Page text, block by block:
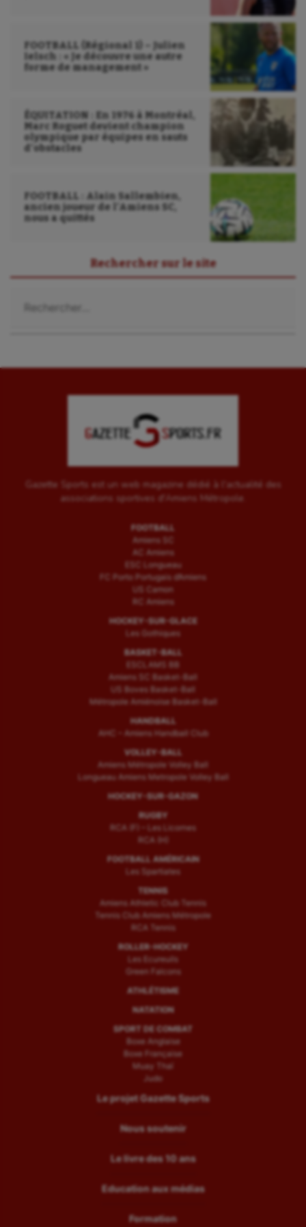
Water-polo
FOOTBALL (Régional 1) – Julien
Ielsch : « Je découvre une autre
forme de management »
ÉQUITATION : En 1976 à Montréal,
Marc Roguet devient champion
olympique par équipes en sauts
d’obstacles
FOOTBALL : Alain Sallembien,
ancien joueur de l’Amiens SC,
nous a quittés
Rechercher sur le site
Gazette Sports est un web magazine dédié à l'actualité des
associations sportives d'Amiens Métropole.
FOOTBALL
Amiens SC
AC Amiens
ESC Longueau
FC Porto Portugais d’Amiens
US Camon
RC Amiens
HOCKEY-SUR-GLACE
Les Gothiques
BASKET-BALL
ESCLAMS BB
Amiens SC Basket-Ball
US Boves Basket-Ball
Métropole Amiénoise Basket-Ball
HANDBALL
AHC – Amiens Handball Club
VOLLEY-BALL
Amiens Métropole Volley Ball
Longueau Amiens Metropole Volley Ball
HOCKEY-SUR-GAZON
RUGBY
RCA (F) – Les Licornes
RCA (H)
FOOTBALL AMÉRICAIN
Les Spartiates
TENNIS
Amiens Athletic Club Tennis
Tennis Club Amiens Métropole
RCA Tennis
ROLLER-HOCKEY
Les Ecureuils
Green Falcons
ATHLÉTISME
NATATION
SPORT DE COMBAT
Boxe Anglaise
Boxe Française
Muay Thaï
Judo
Le projet Gazette Sports
Nous soutenir
Le livre des 10 ans
Education aux médias
Formation